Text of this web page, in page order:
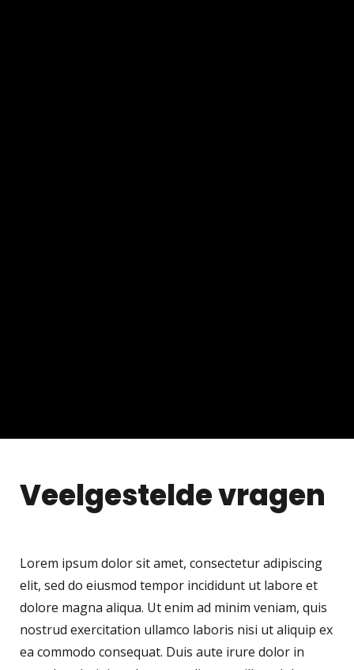
Veelgestelde vragen
Lorem ipsum dolor sit amet, consectetur adipiscing
elit, sed do eiusmod tempor incididunt ut labore et
dolore magna aliqua. Ut enim ad minim veniam, quis
nostrud exercitation ullamco laboris nisi ut aliquip ex
ea commodo consequat. Duis aute irure dolor in